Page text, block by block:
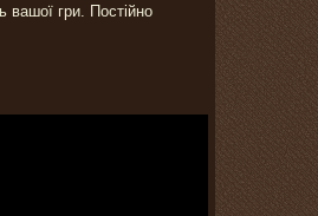
вашої гри. Постійно